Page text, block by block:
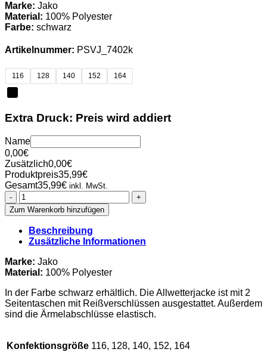
Marke: Jako
Material: 100% Polyester
Farbe: schwarz
Artikelnummer: PSVJ_7402k
116 128 140 152 164
Extra Druck: Preis wird addiert
Name
0,00€
Zusätzlich0,00€
Produktpreis35,99€
Gesamt35,99€ inkl. MwSt.
PSV
Rostock
Judo
-
Allwetterjacke
Kinder
Menge
Zum Warenkorb hinzufügen
Beschreibung
Zusätzliche Informationen
Marke: Jako
Material: 100% Polyester
In der Farbe schwarz erhältlich. Die Allwetterjacke ist mit 2
Seitentaschen mit Reißverschlüssen ausgestattet. Außerdem
sind die Ärmelabschlüsse elastisch.
Konfektionsgröße 116, 128, 140, 152, 164